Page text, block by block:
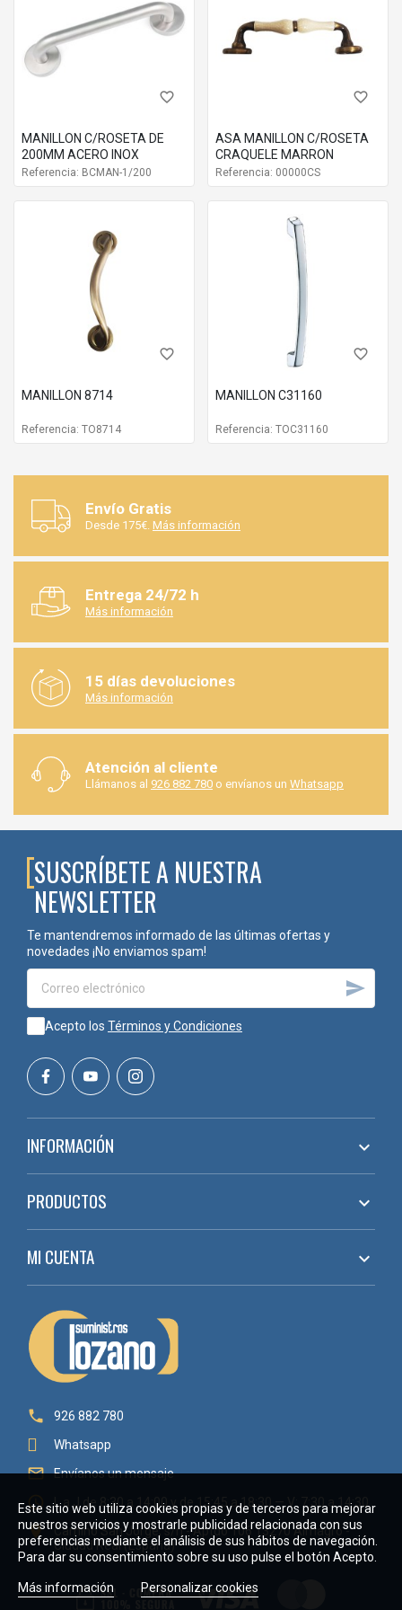
70002220
favorite_border
MANILLON C/ROSETA DE
200MM ACERO INOX
Referencia: BCMAN-1/200
favorite_border
ASA MANILLON C/ROSETA
CRAQUELE MARRON
Referencia: 00000CS
favorite_border
MANILLON 8714
Referencia: TO8714
favorite_border
MANILLON C31160
Referencia: TOC31160
Envío Gratis
Desde 175€. Más información
Entrega 24/72 h
Más información
15 días devoluciones
Más información
Atención al cliente
Llámanos al 926 882 780 o envíanos un Whatsapp
SUSCRÍBETE A NUESTRA
NEWSLETTER
Te mantendremos informado de las últimas ofertas y
novedades ¡No enviamos spam!

Acepto los Términos y Condiciones
INFORMACIÓN 
PRODUCTOS 
MI CUENTA 

926 882 780
Whatsapp
 Envíanos un mensaje
 L a J de 8:30 a 14:00 y de 15:45 a 18:30 — V: 7:30 a 14:30

Camino San Jorge, s/n - Aptdo 106 13270 Almagro -
Ciudad Real (España)
Este sitio web utiliza cookies propias y de terceros para mejorar
nuestros servicios y mostrarle publicidad relacionada con sus
preferencias mediante el análisis de sus hábitos de navegación.
Para dar su consentimiento sobre su uso pulse el botón Acepto.
Más información Personalizar cookies